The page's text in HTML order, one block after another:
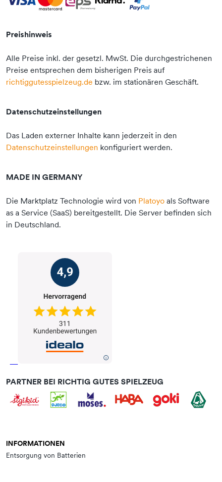
Preishinweis
Alle Preise inkl. der gesetzl. MwSt. Die durchgestrichenen
Preise entsprechen dem bisherigen Preis auf
richtiggutesspielzeug.de bzw. im stationären Geschäft.
Datenschutzeinstellungen
Das Laden externer Inhalte kann jederzeit in den
Datenschutzeinstellungen konfiguriert werden.
MADE IN GERMANY
Die Marktplatz Technologie wird von Platoyo als Software
as a Service (SaaS) bereitgestellt. Die Server befinden sich
in Deutschland.
PARTNER BEI RICHTIG GUTES SPIELZEUG
INFORMATIONEN
Entsorgung von Batterien